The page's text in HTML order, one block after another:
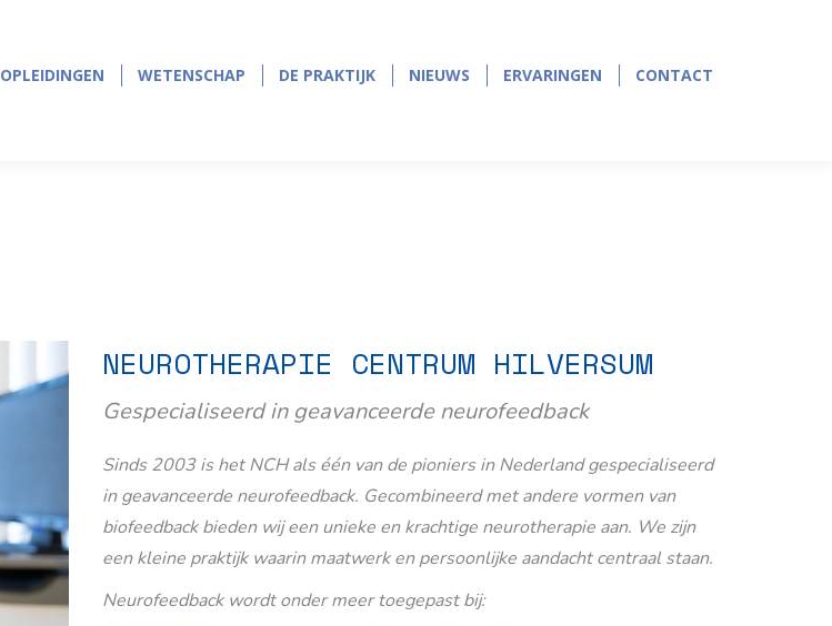
in
in
OPLEIDINGEN WETENSCHAP DE PRAKTIJK NIEUWS ERVARINGEN CONTACT
NEUROTHERAPIE CENTRUM HILVERSUM
Gespecialiseerd in geavanceerde neurofeedback
Sinds 2003 is het NCH als één van de pioniers in Nederland gespecialiseerd
in geavanceerde neurofeedback. Gecombineerd met andere vormen van
biofeedback bieden wij een unieke en krachtige neurotherapie aan. We zijn
een kleine praktijk waarin maatwerk en persoonlijke aandacht centraal staan.
Neurofeedback wordt onder meer toegepast bij:
OPLEIDINGEN WETENSCHAP DE PRAKTIJK NIEUWS ERVARINGEN CONTACT